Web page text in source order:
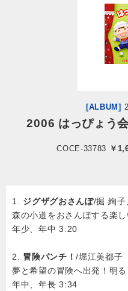
会社情報
[ALBUM]
2006 はっぴょう
COCE-33783 ￥
1. ジグザグおさんぽ/掘 絢子
森の小道をおさんぽする楽
年少、年中 3:20
2. 冒険パンチ！/堀江美都子
夢と希望の冒険へ出発！明
年中、年長 3:34